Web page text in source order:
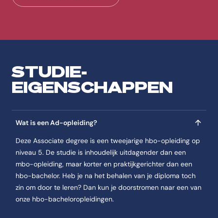
In jaar 2, semester 1 van de opleiding Sociaal werk AD Voltijd komt
In jaar 1, semester 1 van de opleiding Sociaal werk AD Voltijd komt
In jaar 1, semester 1 van de opleiding Sociaal werk AD Voltijd komt
Je maakt een persoonlijk plan waarin je beschrijft wie je bent
Je leert professioneel contact maken met cliënten en signalen
Je ontwikkelt basisvaardigheden om een hulpverleningsplan
Semester 2
In jaar 1, semester 2 van de opleiding Sociaal werk AD Voltijd komt
Je verdiept je in hoe sociaal werk er in Nederland en
STUDIE-
EIGENSCHAPPEN
Wat is een Ad-opleiding?
Deze Associate degree is een tweejarige hbo-opleiding op
niveau 5. De studie is inhoudelijk uitdagender dan een
mbo-opleiding, maar korter en praktijkgerichter dan een
hbo-bachelor. Heb je na het behalen van je diploma toch
zin om door te leren? Dan kun je doorstromen naar een van
onze hbo-bacheloropleidingen.